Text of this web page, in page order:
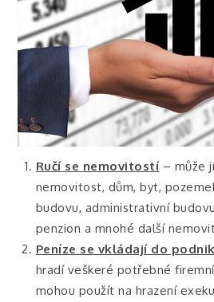
Ručí se nemovitostí– může
nemovitost, dům, byt,
budovu, administrativní
penzion a mnohé další
Peníze se vkládají do
hradí veškeré potřebné
mohou použít na hrazení